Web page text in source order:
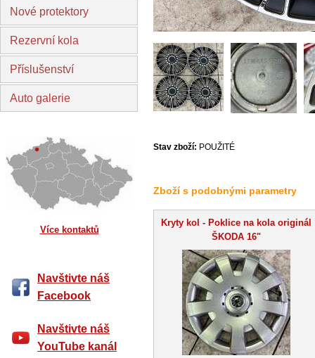
Nové protektory
Rezervní kola
Příslušenství
Auto galerie
Více kontaktů
Navštivte náš
Facebook
Navštivte náš
YouTube kanál
Stav zboží: POUŽITÉ
Zboží s podobnými parametry
Kryty kol - Poklice na kola originál
ŠKODA 16"